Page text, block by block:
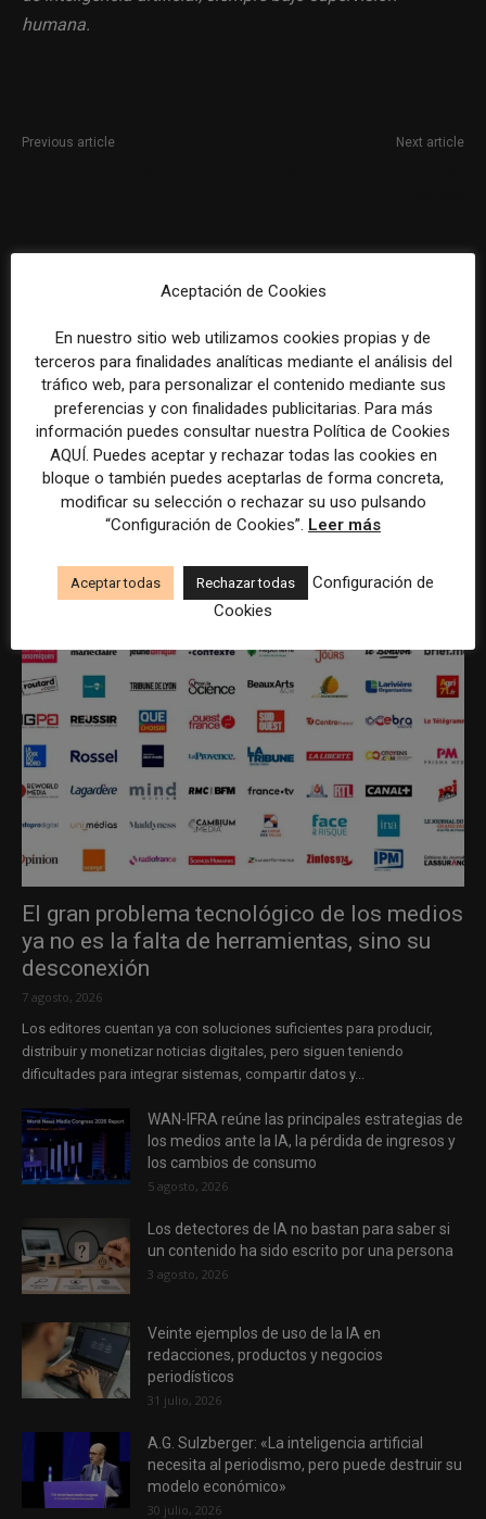
humana.
Previous article Next article
REDACCIÓN
ÚLTIMOS ARTÍCULOS
El gran problema tecnológico de los medios
ya no es la falta de herramientas, sino su
desconexión
7 agosto, 2026
Los editores cuentan ya con soluciones suficientes para producir,
distribuir y monetizar noticias digitales, pero siguen teniendo
dificultades para integrar sistemas, compartir datos y...
WAN-IFRA reúne las principales estrategias de
los medios ante la IA, la pérdida de ingresos y
los cambios de consumo
5 agosto, 2026
Los detectores de IA no bastan para saber si
un contenido ha sido escrito por una persona
3 agosto, 2026
Veinte ejemplos de uso de la IA en
redacciones, productos y negocios
periodísticos
31 julio, 2026
A.G. Sulzberger: «La inteligencia artificial
necesita al periodismo, pero puede destruir su
modelo económico»
30 julio, 2026
Aceptación de Cookies
En nuestro sitio web utilizamos cookies propias y de
terceros para finalidades analíticas mediante el análisis del
tráfico web, para personalizar el contenido mediante sus
preferencias y con finalidades publicitarias. Para más
información puedes consultar nuestra Política de Cookies
AQUÍ. Puedes aceptar y rechazar todas las cookies en
bloque o también puedes aceptarlas de forma concreta,
modificar su selección o rechazar su uso pulsando
“Configuración de Cookies”. Leer más
Aceptar todas Rechazar todas
Configuración de
Cookies